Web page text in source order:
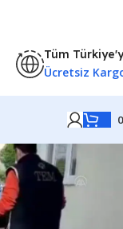
Tüm
Ücretsiz